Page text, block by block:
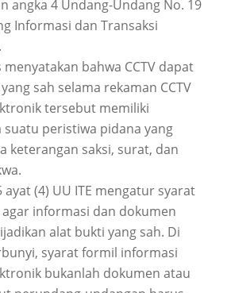
angka 4 Undang-Undang No. 19
Informasi dan Transaksi
menyatakan bahwa CCTV dapat
sah selama rekaman CCTV
tersebut memiliki
peristiwa pidana yang
keterangan saksi, surat, dan
ayat (4) UU ITE mengatur syarat
informasi dan dokumen
alat bukti yang sah. Di
syarat formil informasi
bukanlah dokumen atau